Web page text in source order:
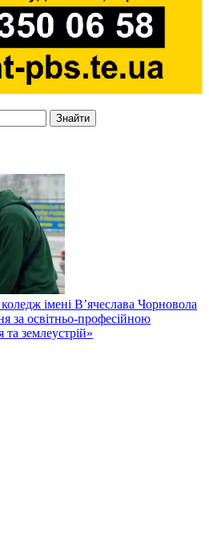
Знайти
імені В’ячеслава Чорновола
за освітньо-професійною
землеустрій»